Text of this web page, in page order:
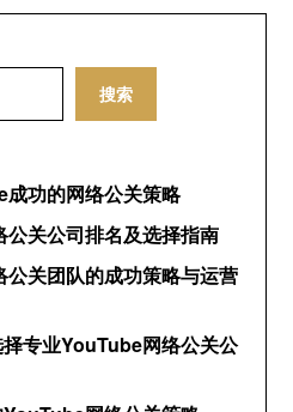
搜索
功的网络公关策略
关公司排名及选择指南
关团队的成功策略与运营
专业YouTube网络公关公